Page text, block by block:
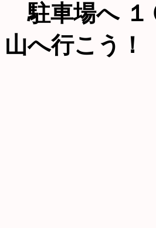
駐車場へ １
山へ行こう！